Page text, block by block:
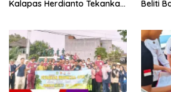
Kalapas Herdianto Tekankan
Beliti